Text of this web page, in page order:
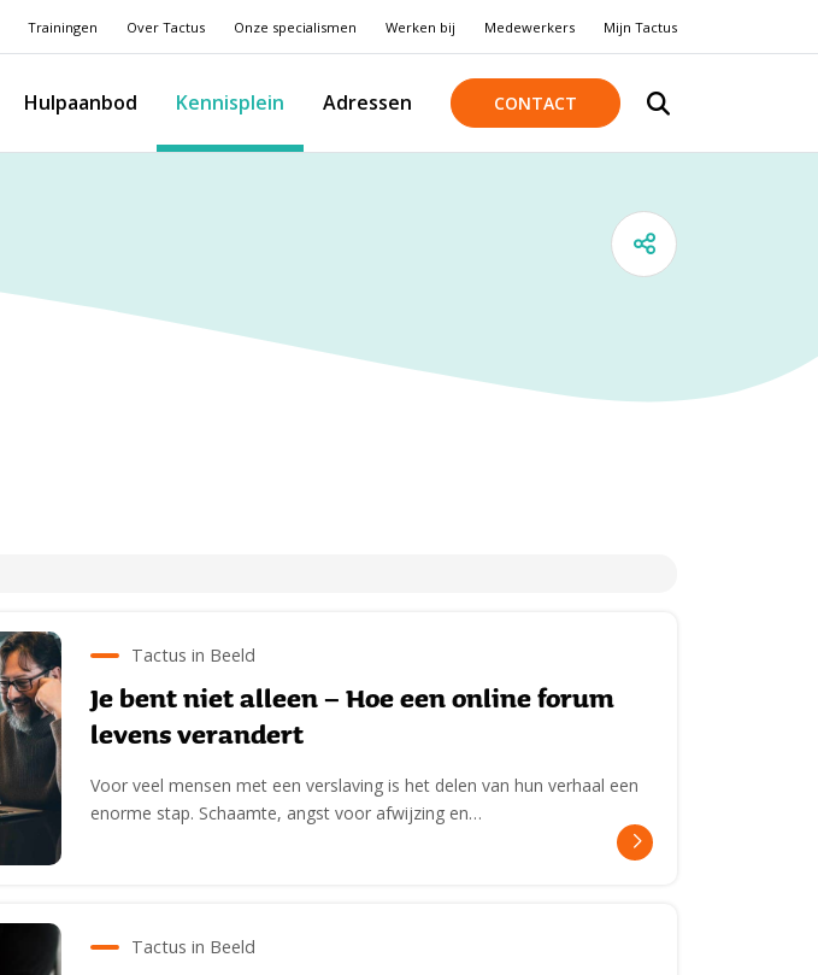
Trainingen Over Tactus Onze specialismen Werken bij Medewerkers Mijn Tactus
Hulpaanbod Kennisplein Adressen CONTACT
Tactus in Beeld
Je bent niet alleen – Hoe een online forum
levens verandert
Voor veel mensen met een verslaving is het delen van hun verhaal een
enorme stap. Schaamte, angst voor afwijzing en…
Tactus in Beeld